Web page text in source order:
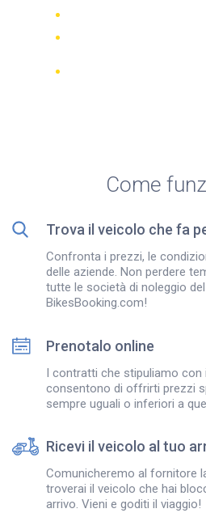
Come
Trova il veicolo che fa
Confronta i prezzi, le
delle aziende. Non perdere
tutte le società di noleggio
BikesBooking.com!
Prenotalo online
I contratti che stipuliamo con
consentono di offrirti prezzi
sempre uguali o inferiori a
Ricevi il veicolo al tuo
Comunicheremo al fornitore
troverai il veicolo che hai
arrivo. Vieni e goditi il viaggio!